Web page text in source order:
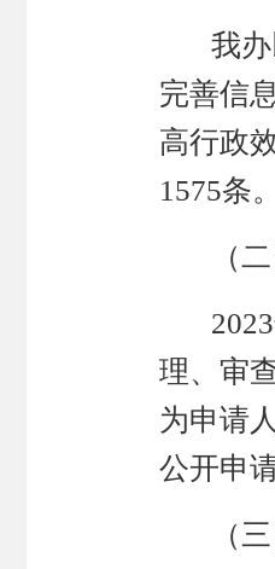
我
完善信
高行政
1575条。
（
理、审
为申请
公开申
（